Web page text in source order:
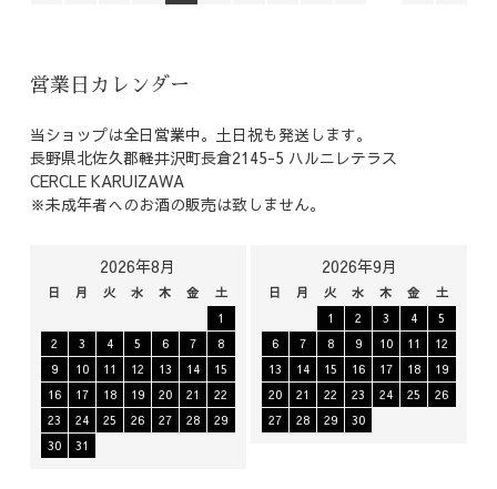
営業日カレンダー
当ショップは全日営業中。土日祝も発送します。
長野県北佐久郡軽井沢町長倉2145-5 ハルニレテラス
CERCLE KARUIZAWA
※未成年者へのお酒の販売は致しません。
2026年8月
日 月 火 水 木 金
土
1
2
3 4 5 6 7
8
9
10 11 12 13 14
15
16
17 18 19 20 21
22
23
24 25 26 27 28
29
30
31
2026年9月
日 月 火 水 木 金
土
1
2 3 4
5
6
7 8 9 10 11
12
13
14 15 16 17 18
19
20
21 22 23 24 25
26
27
28 29 30